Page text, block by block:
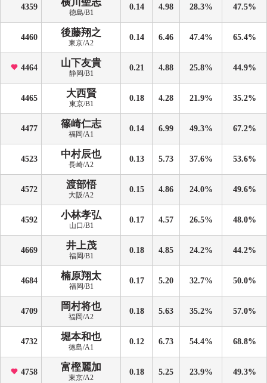
4359 横川聖志
徳島/B1
0.14 4.98 28.3% 47.5%
4460 後藤翔之
東京/A2
0.14 6.46 47.4% 65.4%
4464 山下友貴
静岡/B1
0.21 4.88 25.8% 44.9%
4465 大西賢
東京/B1
0.18 4.28 21.9% 35.2%
4477 篠崎仁志
福岡/A1
0.14 6.99 49.3% 67.2%
4523 中村辰也
長崎/A2
0.13 5.73 37.6% 53.6%
4572 渡部悟
大阪/A2
0.15 4.86 24.0% 49.6%
4592 小林孝弘
山口/B1
0.17 4.57 26.5% 48.0%
4669 井上茂
福岡/B1
0.18 4.85 24.2% 44.2%
4684 楠原翔太
福岡/B1
0.17 5.20 32.7% 50.0%
4709 岡村将也
福岡/A2
0.18 5.63 35.2% 57.0%
4732 堀本和也
徳島/A1
0.12 6.73 54.4% 68.8%
4758 富樫麗加
東京/A2
0.18 5.25 23.9% 49.3%